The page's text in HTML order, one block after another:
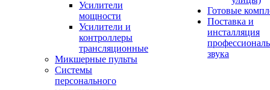
Усилители
мощности
Усилители и
контроллеры
трансляционные
Микшерные пульты
Системы
персонального
Готовые
Поставка и
инсталляция
звука